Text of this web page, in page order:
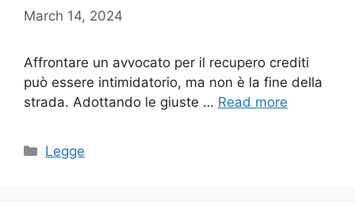
March 14, 2024
Affrontare un avvocato per il recupero crediti
può essere intimidatorio, ma non è la fine della
strada. Adottando le giuste … Read more
Categories
Legge